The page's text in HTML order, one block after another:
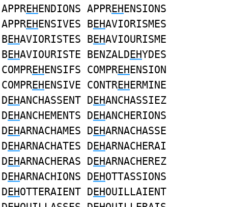
APPREHENDIONS APPREHENSIONS
APPREHENSIVES BEHAVIORISMES
BEHAVIORISTES BEHAVIOURISME
BEHAVIOURISTE BENZALDEHYDES
COMPREHENSIFS COMPREHENSION
COMPREHENSIVE CONTREHERMINE
DEHANCHASSENT DEHANCHASSIEZ
DEHANCHEMENTS DEHANCHERIONS
DEHARNACHAMES DEHARNACHASSE
DEHARNACHATES DEHARNACHERAI
DEHARNACHERAS DEHARNACHEREZ
DEHARNACHIONS DEHOTTASSIONS
DEHOTTERAIENT DEHOUILLAIENT